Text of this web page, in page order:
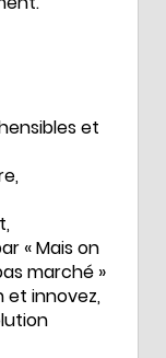
et
« Mais on
marché »
et innovez,